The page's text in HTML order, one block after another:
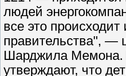
людей
все это
правительства", —
Шарджила Мемона.
утверждают, что